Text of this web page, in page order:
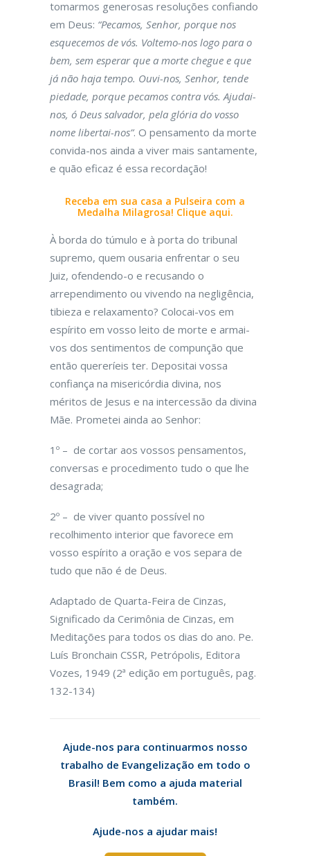
tomarmos generosas resoluções confiando
em Deus: “Pecamos, Senhor, porque nos
esquecemos de vós. Voltemo-nos logo para o
bem, sem esperar que a morte chegue e que
já não haja tempo. Ouvi-nos, Senhor, tende
piedade, porque pecamos contra vós. Ajudai-
nos, ó Deus salvador, pela glória do vosso
nome libertai-nos”. O pensamento da morte
convida-nos ainda a viver mais santamente,
e quão eficaz é essa recordação!
Receba em sua casa a Pulseira com a
Medalha Milagrosa! Clique aqui.
À borda do túmulo e à porta do tribunal
supremo, quem ousaria enfrentar o seu
Juiz, ofendendo-o e recusando o
arrependimento ou vivendo na negligência,
tibieza e relaxamento? Colocai-vos em
espírito em vosso leito de morte e armai-
vos dos sentimentos de compunção que
então quereríeis ter. Depositai vossa
confiança na misericórdia divina, nos
méritos de Jesus e na intercessão da divina
Mãe. Prometei ainda ao Senhor:
1º – de cortar aos vossos pensamentos,
conversas e procedimento tudo o que lhe
desagrada;
2º – de viver quanto possível no
recolhimento interior que favorece em
vosso espírito a oração e vos separa de
tudo que não é de Deus.
Adaptado de Quarta-Feira de Cinzas,
Significado da Cerimônia de Cinzas, em
Meditações para todos os dias do ano. Pe.
Luís Bronchain CSSR, Petrópolis, Editora
Vozes, 1949 (2ª edição em português, pag.
132-134)
Ajude-nos para continuarmos nosso
trabalho de Evangelização em todo o
Brasil! Bem como a ajuda material
também.
Ajude-nos a ajudar mais!